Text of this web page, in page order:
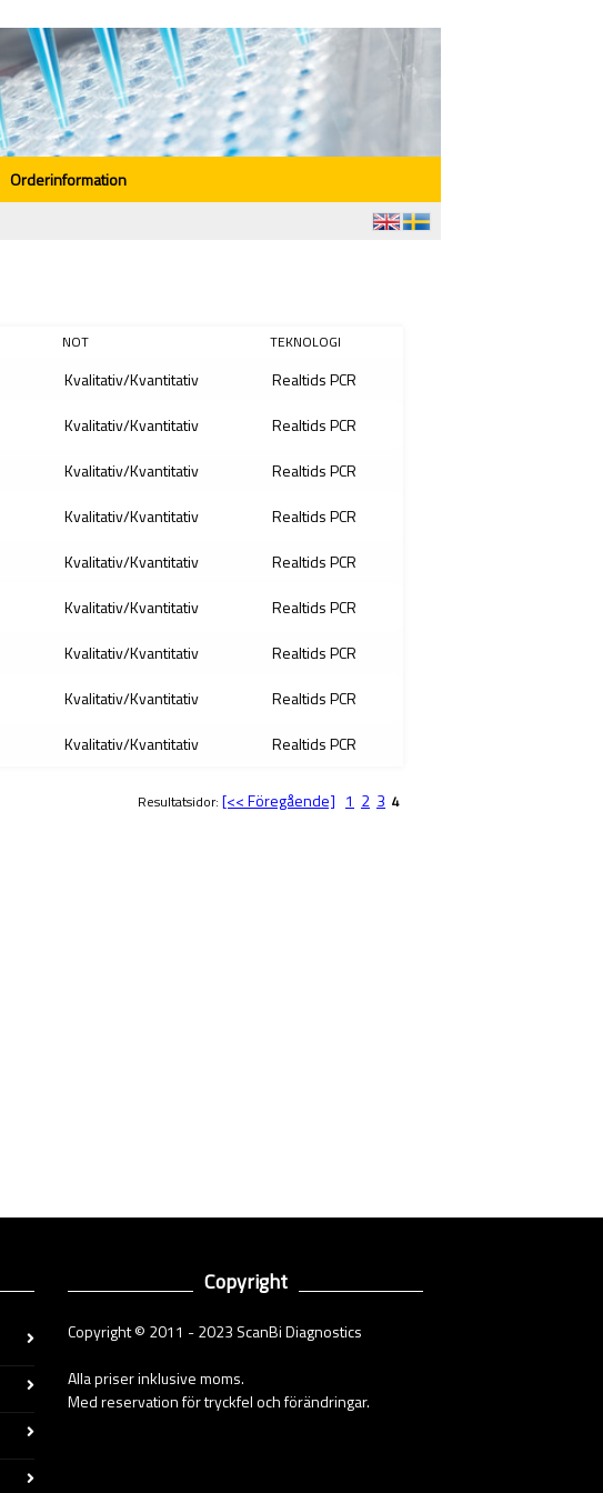
Orderinformation
NOT TEKNOLOGI
Kvalitativ/Kvantitativ
Realtids PCR
Kvalitativ/Kvantitativ
Realtids PCR
Kvalitativ/Kvantitativ
Realtids PCR
Kvalitativ/Kvantitativ
Realtids PCR
Kvalitativ/Kvantitativ
Realtids PCR
Kvalitativ/Kvantitativ
Realtids PCR
Kvalitativ/Kvantitativ
Realtids PCR
Kvalitativ/Kvantitativ
Realtids PCR
Kvalitativ/Kvantitativ Realtids PCR
Resultatsidor: [<< Föregående] 1 2 3 4
Copyright
Copyright © 2011 - 2023 ScanBi Diagnostics
Alla priser inklusive moms.
Med reservation för tryckfel och förändringar.